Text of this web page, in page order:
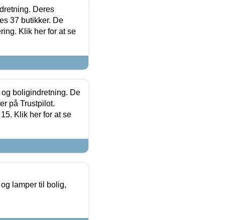
Deres
37 butikker. De
Klik her for at se
boligindretning. De
på Trustpilot.
Klik her for at se
lamper til bolig,